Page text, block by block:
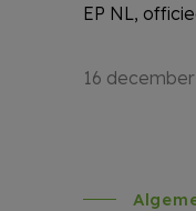
EP NL,
16